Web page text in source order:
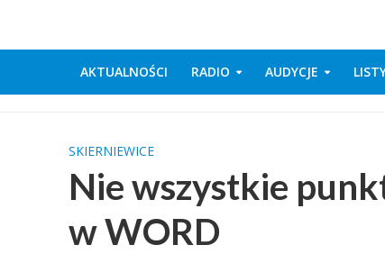
AKTUALNOŚCI RADIO AUDYCJE
SKIERNIEWICE
Nie wszystkie
w WORD